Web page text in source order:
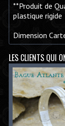
**Produit de
plastique rigide
Dimension
LES CLIENTS QUI